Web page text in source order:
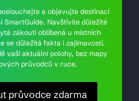
a objevujte destinaci
SmartGuide. Navštívíte důležité
zákoutí oblíbená u místních
se důležitá fakta i zajímavosti.
vaší aktuální polohy, bez mapy
průvodců v ruce.
průvodce zdarma